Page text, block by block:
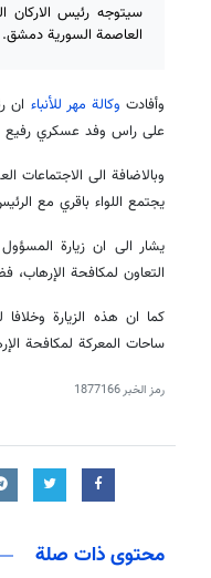
سيتوجه رئيس الاركان
العاصمة السورية دمشق.
وأفادت وكالة مهر للأنباء ان
على راس وفد عسكري رفيع
وبالاضافة الى الاجتماعات
يجتمع اللواء باقري مع
يشار الى ان زيارة المسؤول
التعاون لمكافحة الإرهاب،
كما ان هذه الزيارة
ساحات المعركة لمكافحة
رمز الخبر1877166
محتوى ذات صلة